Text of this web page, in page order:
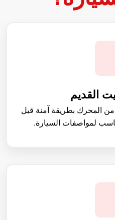
القديم
من المحرك بطريقة آمنة قبل
لمواصفات السيارة.